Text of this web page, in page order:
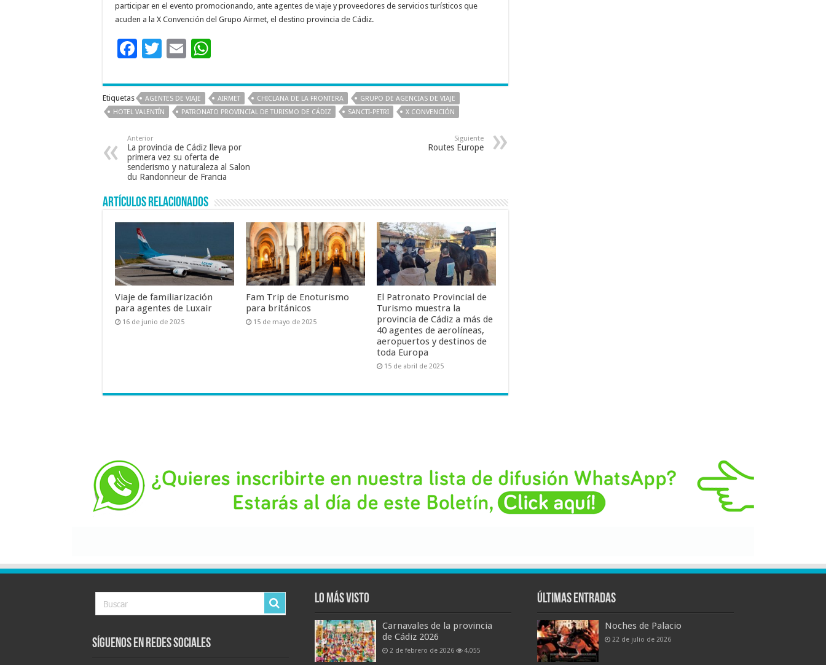
participar en el evento promocionando, ante agentes de viaje y proveedores de servicios turísticos que
acuden a la X Convención del Grupo Airmet, el destino provincia de Cádiz.
F
e
b
o
k
T
tt
er
E
ai
l
at
sA
p
Etiquetas AGENTES DE VIAJE AIRMET CHICLANA DE LA FRONTERA
GRUPO DE AGENCIAS DE VIAJE
HOTEL VALENTÍN
PATRONATO PROVINCIAL DE TURISMO DE CÁDIZ SANCTI-PETRI X CONVENCIÓN
Anterior
La provincia de Cádiz lleva por
primera vez su oferta de
senderismo y naturaleza al Salon
du Randonneur de Francia
Siguiente
Routes Europe
Artículos relacionados
Viaje de familiarización
para agentes de Luxair
16 de junio de 2025
Fam Trip de Enoturismo
para británicos
15 de mayo de 2025
El Patronato Provincial de
Turismo muestra la
provincia de Cádiz a más de
40 agentes de aerolíneas,
aeropuertos y destinos de
toda Europa
15 de abril de 2025
Síguenos en Redes Sociales
Lo más visto
Carnavales de la provincia
de Cádiz 2026
2 de febrero de 2026 4,055
Últimas entradas
Noches de Palacio
22 de julio de 2026